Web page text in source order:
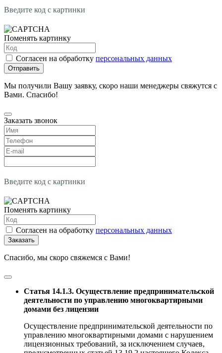
Введите код с картинки
Поменять картинку
Согласен на обработку персональных данных
Отправить
Мы получили Вашу заявку, скоро наши менеджеры свяжутся с
Вами. Спасибо!
Заказать звонок
Введите код с картинки
Поменять картинку
Согласен на обработку персональных данных
Заказать
Спасибо, мы скоро свяжемся с Вами!
Статья 14.1.3. Осуществление предпринимательской
деятельности по управлению многоквартирными
домами без лицензии
Осуществление предпринимательской деятельности по
управлению многоквартирными домами с нарушением
лицензионных требований, за исключением случаев,